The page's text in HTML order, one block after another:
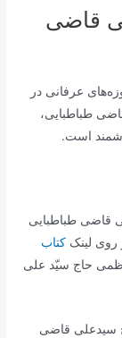
قاضی
عرفانی در
طباطبایی،
است.
قاضی طباطبایی
روی لینککتاب
حاج سیّد علی
سیدعلی قاضی